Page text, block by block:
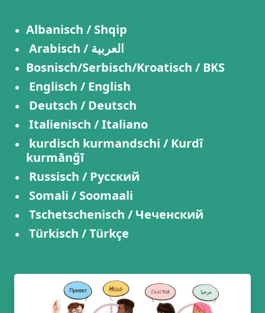
Albanisch / Shqip
Arabisch / العربية
Bosnisch/Serbisch/Kroatisch / BKS
Englisch / English
Deutsch / Deutsch
Italienisch / Italiano
kurdisch kurmandschi / Kurdî
kurmānğī
Russisch / Русский
Somali / Soomaali
Tschetschenisch / Чеченский
Türkisch / Türkçe